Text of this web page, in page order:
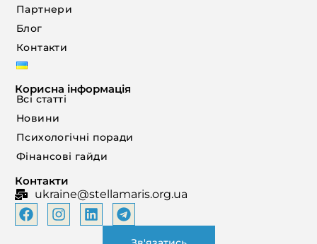
Партнери
Блог
Контакти
Корисна інформація
Всі статті
Новини
Психологічні поради
Фінансові гайди
Контакти
ukraine@stellamaris.org.ua